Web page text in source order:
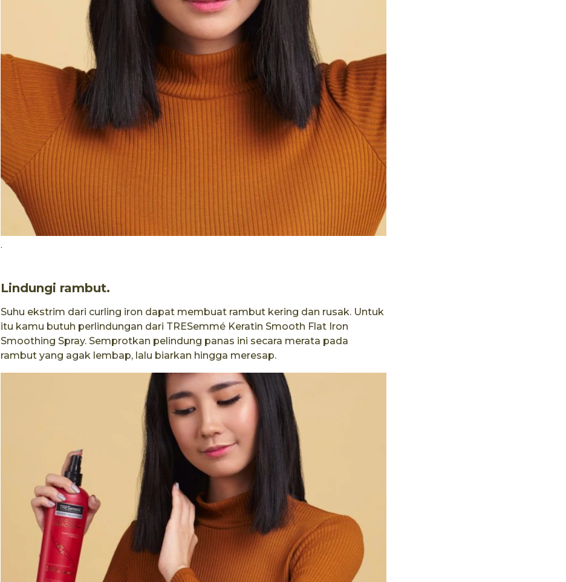
.
Lindungi rambut.
Suhu ekstrim dari curling iron dapat membuat rambut kering dan rusak. Untuk
itu kamu butuh perlindungan dari TRESemmé Keratin Smooth Flat Iron
Smoothing Spray. Semprotkan pelindung panas ini secara merata pada
rambut yang agak lembap, lalu biarkan hingga meresap.